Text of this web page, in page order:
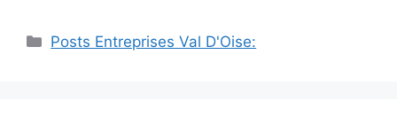
Catégories
Posts Entreprises Val D'Oise: